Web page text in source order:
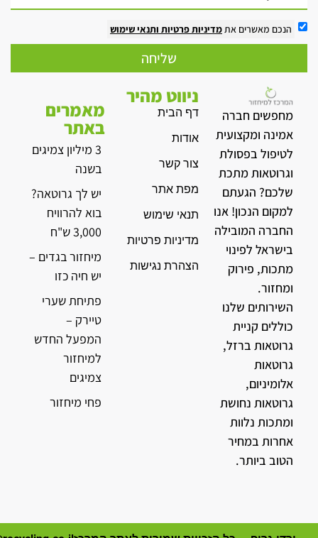
הנכם מאשרים אתמדיניות פרטיות ותנאי שימוש
שליחה
מחפשים חברה
אמינה ומקצועית
לטיפול בפסולת
וגרוטאות מתכת
שלכם? הגעתם
למקום הנכון! אנו
החברה המובילה
בישראל לפינוי
מתכות, פירוק
ומחזור.
השירותים שלנו
כוללים קניית
גרוטאות ברזל,
גרוטאות
אלומיניום,
גרוטאות נחושת
ומתכות נלוות
אחרות במחיר
הטוב ביותר.
ניווט מהיר
דף הבית
אודות
צור קשר
מפת אתר
תנאי שימוש
מדיניות פרטיות
הצהרת נגישות
מאמרים
באתר
3 מיליון צמיגים
בשנה
יש לך גרוטאה?
בוא להרוויח
3,000 ש"ח
מיחזור בגדים –
יש חיה כזו
פתיחת שערי
טיירק –
המפעל החדש
למיחזור
צמיגים
פחי מיחזור